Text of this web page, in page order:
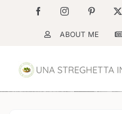
contenuto
FacebookInstagramPinterest
ABOUT ME